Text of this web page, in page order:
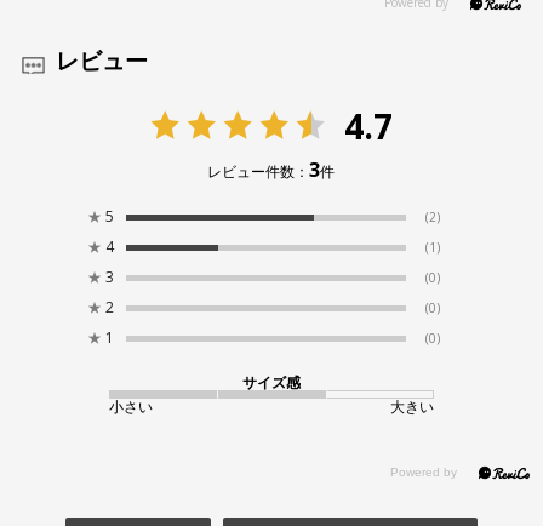
レビュー
4.7
レビュー件数：3件
★ 5 (2)
★ 4 (1)
★ 3 (0)
★ 2 (0)
★ 1 (0)
サイズ感
小さい
大きい